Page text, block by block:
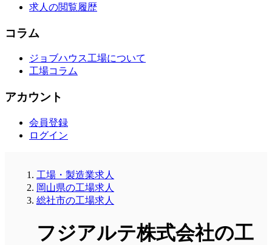
求人の閲覧履歴
コラム
ジョブハウス工場について
工場コラム
アカウント
会員登録
ログイン
工場・製造業求人
岡山県の工場求人
総社市の工場求人
フジアルテ株式会社の工